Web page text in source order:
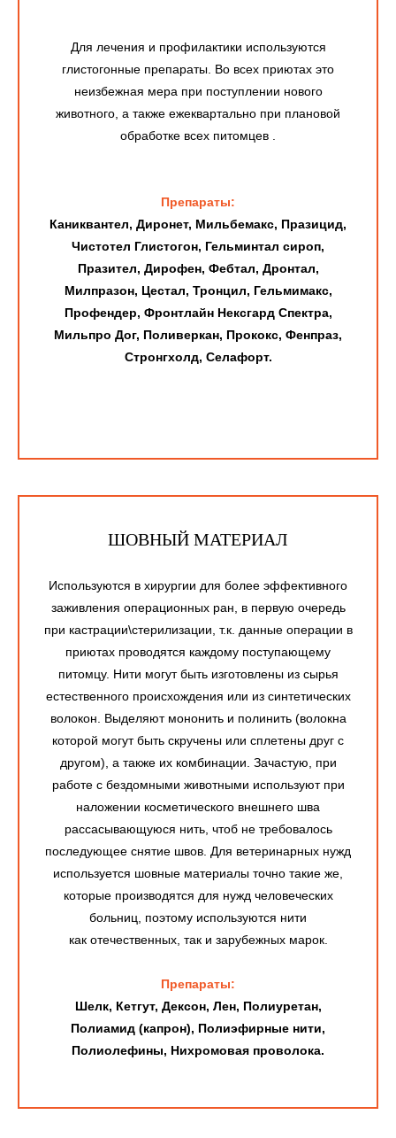
Для лечения и профилактики используются
глистогонные препараты. Во всех приютах это
неизбежная мера при поступлении нового
животного, а также ежеквартально при плановой
обработке всех питомцев .
Препараты:
Каниквантел, Диронет, Мильбемакс, Празицид,
Чистотел Глистогон, Гельминтал сироп,
Празител, Дирофен, Фебтал, Дронтал,
Милпразон, Цестал, Тронцил, Гельмимакс,
Профендер, Фронтлайн Нексгард Спектра,
Мильпро Дог, Поливеркан, Прококс, Фенпраз,
Стронгхолд, Селафорт.
ШОВНЫЙ МАТЕРИАЛ
Используются в хирургии для более эффективного
заживления операционных ран, в первую очередь
при кастрации\стерилизации, т.к. данные операции в
приютах проводятся каждому поступающему
питомцу. Нити могут быть изготовлены из сырья
естественного происхождения или из синтетических
волокон. Выделяют мононить и полинить (волокна
которой могут быть скручены или сплетены друг с
другом), а также их комбинации. Зачастую, при
работе с бездомными животными используют при
наложении косметического внешнего шва
рассасывающуюся нить, чтоб не требовалось
последующее снятие швов. Для ветеринарных нужд
используется шовные материалы точно такие же,
которые производятся для нужд человеческих
больниц, поэтому используются нити
как отечественных, так и зарубежных марок.
Препараты:
Шелк, Кетгут, Дексон, Лен, Полиуретан,
Полиамид (капрон), Полиэфирные нити,
Полиолефины, Нихромовая проволока.